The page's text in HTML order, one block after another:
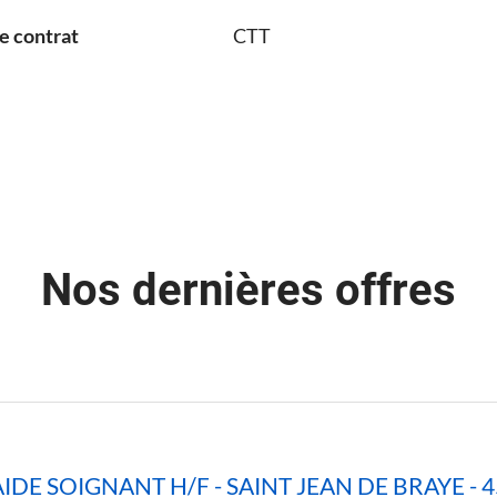
contrat CTT
Nos dernières offres
SOIGNANT H/F - SAINT JEAN DE BRAYE -